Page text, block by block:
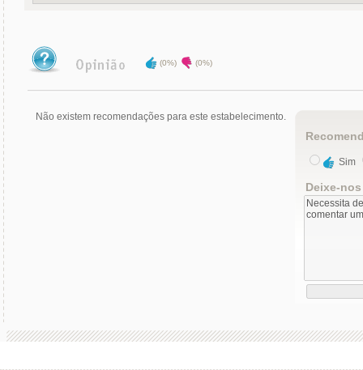
(0%) (0%)
Não existem recomendações para este estabelecimento.
Sim
Deixe-